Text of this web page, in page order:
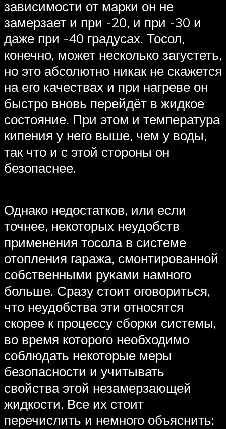
зависимости от марки он не
замерзает и при -20, и при -30 и
даже при -40 градусах. Тосол,
конечно, может несколько загустеть,
но это абсолютно никак не скажется
на его качествах и при нагреве он
быстро вновь перейдёт в жидкое
состояние. При этом и температура
кипения у него выше, чем у воды,
так что и с этой стороны он
безопаснее.
Однако недостатков, или если
точнее, некоторых неудобств
применения тосола в системе
отопления гаража, смонтированной
собственными руками намного
больше. Сразу стоит оговориться,
что неудобства эти относятся
скорее к процессу сборки системы,
во время которого необходимо
соблюдать некоторые меры
безопасности и учитывать
свойства этой незамерзающей
жидкости. Все их стоит
перечислить и немного объяснить: